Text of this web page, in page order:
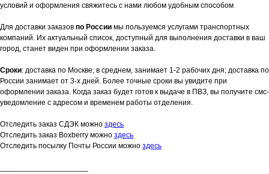
условий и оформления свяжитесь с нами любом удобным способом
Для доставки заказов по России мы пользуемся услугами транспортных
компаний. Их актуальный список, доступный для выполнения доставки в ваш
город, станет виден при оформлении заказа.
Сроки: доставка по Москве, в среднем, занимает 1-2 рабочих дня; доставка по
России занимает от 3-х дней. Более точные сроки вы увидите при
оформлении заказа. Когда заказ будет готов к выдаче в ПВЗ, вы получите смс-
уведомление с адресом и временем работы отделения.
Отследить заказ СДЭК можно здесь
Отследить заказ Boxberry можно здесь
Отследить посылку Почты России можно здесь